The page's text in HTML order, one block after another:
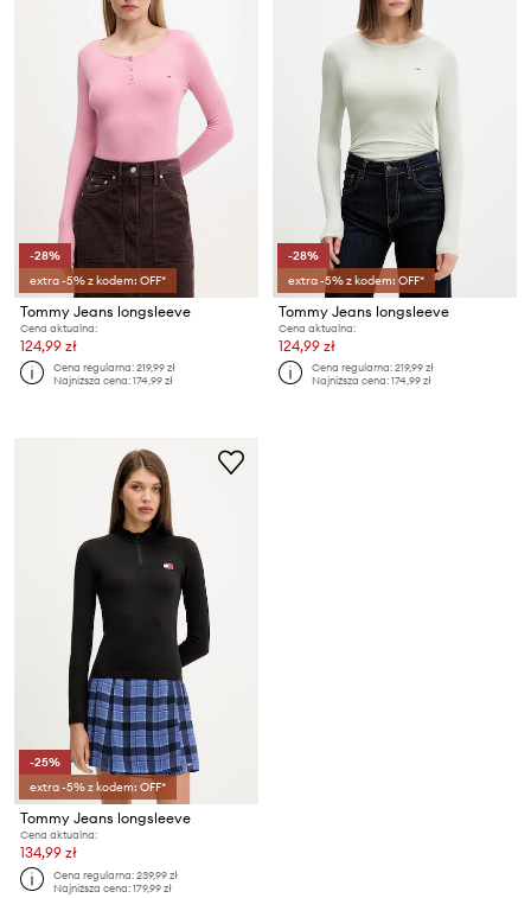
-28%
extra -5% z kodem: OFF*
Tommy Jeans longsleeve
Cena aktualna:
124,99 zł
Cena regularna:219,99 zł
Najniższa cena:174,99 zł
-28%
extra -5% z kodem: OFF*
Tommy Jeans longsleeve
Cena aktualna:
124,99 zł
Cena regularna:219,99 zł
Najniższa cena:174,99 zł
-25%
extra -5% z kodem: OFF*
Tommy Jeans longsleeve
Cena aktualna:
134,99 zł
Cena regularna:239,99 zł
Najniższa cena:179,99 zł